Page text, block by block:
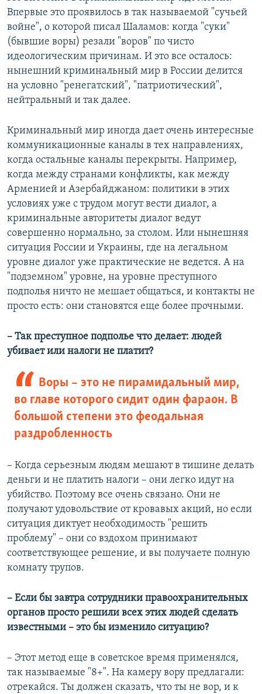
Впервые это проявилось в так называемой "сучьей
войне", о которой писал Шаламов: когда "суки"
(бывшие воры) резали "воров" по чисто
идеологическим причинам. И это все осталось:
нынешний криминальный мир в России делится
на условно "ренегатский", "патриотический",
нейтральный и так далее.
Криминальный мир иногда дает очень интересные
коммуникационные каналы в тех направлениях,
когда остальные каналы перекрыты. Например,
когда между странами конфликты, как между
Арменией и Азербайджаном: политики в этих
условиях уже с трудом могут вести диалог, а
криминальные авторитеты диалог ведут
совершенно нормально, за столом. Или нынешняя
ситуация России и Украины, где на легальном
уровне диалог уже практические не ведется. А на
"подземном" уровне, на уровне преступного
подполья ничто не мешает общаться, и контакты не
просто есть: они становятся еще более прочными.
– Так преступное подполье что делает: людей
убивает или налоги не платит?
Воры – это не пирамидальный мир,
во главе которого сидит один фараон. В
большой степени это феодальная
раздробленность
– Когда серьезным людям мешают в тишине делать
деньги и не платить налоги – они легко идут на
убийство. Поэтому все очень связано. Они не
получают удовольствие от кровавых акций, но если
ситуация диктует необходимость "решить
проблему" – они со вздохом принимают
соответствующее решение, и вы получаете полную
комнату трупов.
– Если бы завтра сотрудники правоохранительных
органов просто решили всех этих людей сделать
известными – это бы изменило ситуацию?
– Этот метод еще в советское время применялся,
так называемые "8+". На камеру вору предлагали:
отрекайся. Ты должен сказать, что ты не вор, и к